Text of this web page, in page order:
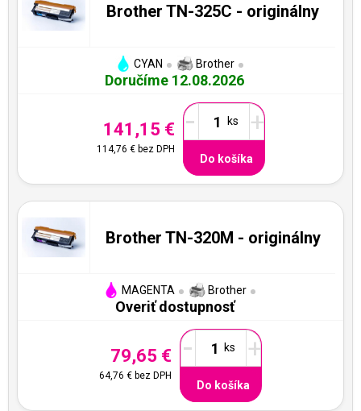
Brother TN-325C - originálny
CYAN Brother
Doručíme 12.08.2026
141,15 €
114,76 €bez DPH
- +
Do košíka
Brother TN-320M - originálny
MAGENTA Brother
Overiť dostupnosť
79,65 €
64,76 € bez DPH
- +
Do košíka